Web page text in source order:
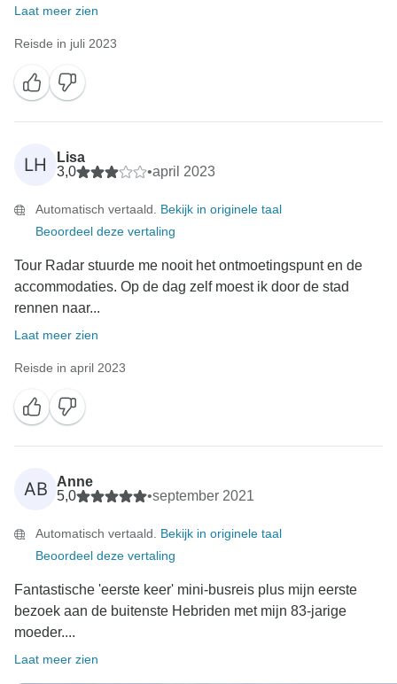
Laat meer zien
Reisde in juli 2023
LH
Lisa
3,0
•april 2023
Automatisch vertaald. Bekijk in originele taal
Beoordeel deze vertaling
Tour Radar stuurde me nooit het ontmoetingspunt en de
accommodaties. Op de dag zelf moest ik door de stad
rennen naar...
Laat meer zien
Reisde in april 2023
AB
Anne
5,0
•september 2021
Automatisch vertaald. Bekijk in originele taal
Beoordeel deze vertaling
Fantastische 'eerste keer' mini-busreis plus mijn eerste
bezoek aan de buitenste Hebriden met mijn 83-jarige
moeder....
Laat meer zien